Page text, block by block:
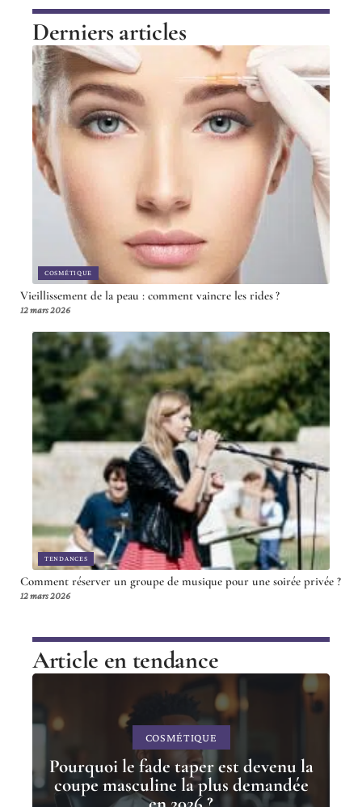
Derniers articles
COSMÉTIQUE
Vieillissement de la peau : comment vaincre les rides ?
12 mars 2026
TENDANCES
Comment réserver un groupe de musique pour une soirée privée ?
12 mars 2026
Article en tendance
COSMÉTIQUE
Pourquoi le fade taper est devenu la
coupe masculine la plus demandée